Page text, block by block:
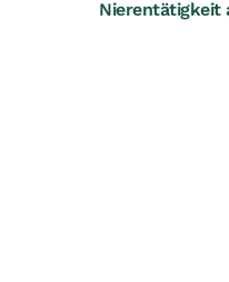
Nierentätigkeit